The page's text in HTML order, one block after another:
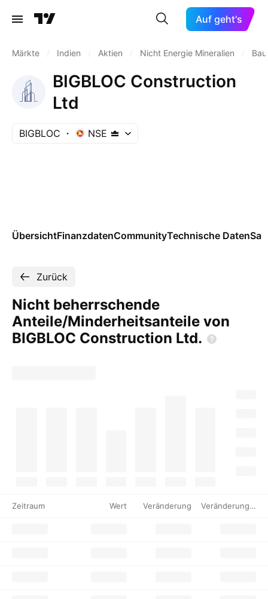
Auf geht's
Märkte Indien Aktien Nicht Energie Mineralien
BIGBLOC Construction
Ltd
BIGBLOC NSE
ÜbersichtFinanzdatenCommunityTechnische Daten
Zurück
Nicht beherrschende
Anteile/Minderheitsanteile von
BIGBLOC Construction Ltd.
Zeitraum Wert Veränderung Veränderung %